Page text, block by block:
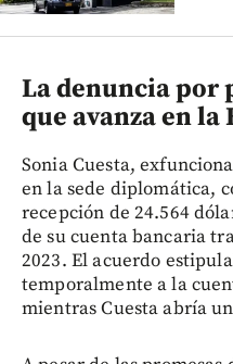
La denuncia por
que avanza en la
Sonia Cuesta,
en la sede diplomática,
recepción de 24.564
de su cuenta bancaria
2023. El acuerdo
temporalmente a la
mientras Cuesta abría